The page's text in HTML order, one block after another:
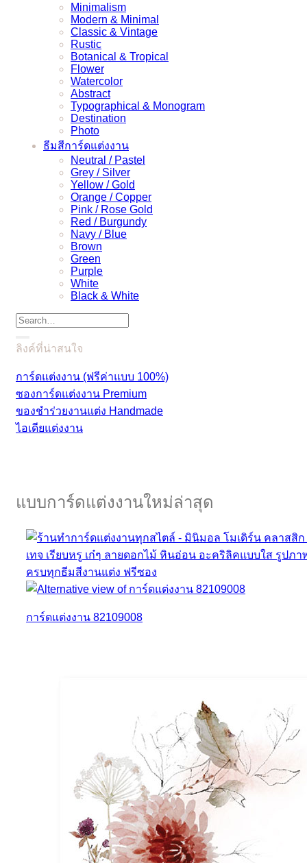
Minimalism
Modern & Minimal
Classic & Vintage
Rustic
Botanical & Tropical
Flower
Watercolor
Abstract
Typographical & Monogram
Destination
Photo
ธีมสีการ์ดแต่งงาน
Neutral / Pastel
Grey / Silver
Yellow / Gold
Orange / Copper
Pink / Rose Gold
Red / Burgundy
Navy / Blue
Brown
Green
Purple
White
Black & White
ลิงค์ที่น่าสนใจ
การ์ดแต่งงาน (ฟรีค่าแบบ 100%)
ซองการ์ดแต่งงาน Premium
ของชำร่วยงานแต่ง Handmade
ไอเดียแต่งงาน
แบบการ์ดแต่งงานใหม่ล่าสุด
การ์ดแต่งงาน 82109008